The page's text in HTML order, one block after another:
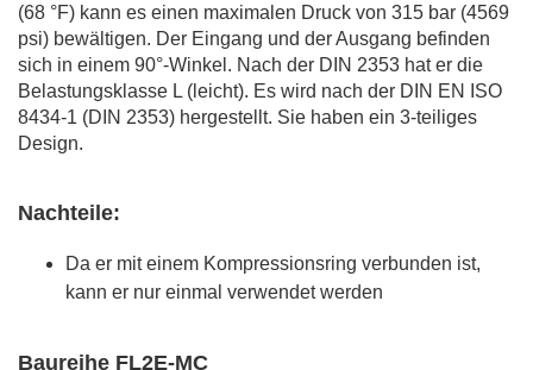
(68 °F) kann es einen maximalen Druck von 315 bar (4569
psi) bewältigen. Der Eingang und der Ausgang befinden
sich in einem 90°-Winkel. Nach der DIN 2353 hat er die
Belastungsklasse L (leicht). Es wird nach der DIN EN ISO
8434-1 (DIN 2353) hergestellt. Sie haben ein 3-teiliges
Design.
Nachteile:
Da er mit einem Kompressionsring verbunden ist,
kann er nur einmal verwendet werden
Baureihe FL2E-MC